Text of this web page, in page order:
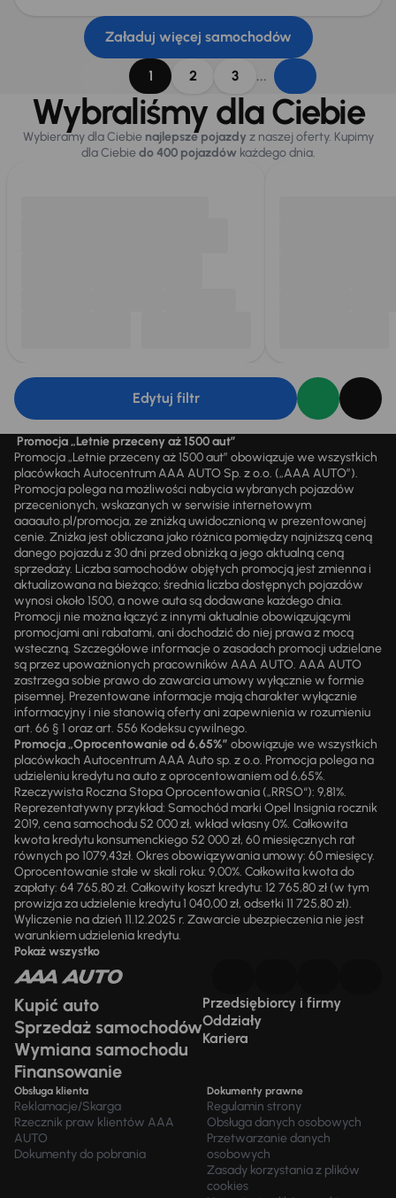
Załaduj więcej samochodów
1 2 3 ...
Wybraliśmy dla Ciebie
Wybieramy dla Ciebie najlepsze pojazdy z naszej oferty. Kupimy
dla Ciebiedo 400 pojazdówkażdego dnia.
Edytuj filtr
Promocja „Letnie przeceny aż 1500 aut”
Promocja „Letnie przeceny aż 1500 aut” obowiązuje we wszystkich
placówkach Autocentrum AAA AUTO Sp. z o.o. („AAA AUTO”).
Promocja polega na możliwości nabycia wybranych pojazdów
przecenionych, wskazanych w serwisie internetowym
aaaauto.pl/promocja, ze zniżką uwidocznioną w prezentowanej
cenie. Zniżka jest obliczana jako różnica pomiędzy najniższą ceną
danego pojazdu z 30 dni przed obniżką a jego aktualną ceną
sprzedaży. Liczba samochodów objętych promocją jest zmienna i
aktualizowana na bieżąco; średnia liczba dostępnych pojazdów
wynosi około 1500, a nowe auta są dodawane każdego dnia.
Promocji nie można łączyć z innymi aktualnie obowiązującymi
promocjami ani rabatami, ani dochodzić do niej prawa z mocą
wsteczną. Szczegółowe informacje o zasadach promocji udzielane
są przez upoważnionych pracowników AAA AUTO. AAA AUTO
zastrzega sobie prawo do zawarcia umowy wyłącznie w formie
pisemnej. Prezentowane informacje mają charakter wyłącznie
informacyjny i nie stanowią oferty ani zapewnienia w rozumieniu
art. 66 § 1 oraz art. 556 Kodeksu cywilnego.
Promocja „Oprocentowanie od 6,65%” obowiązuje we wszystkich
placówkach Autocentrum AAA Auto sp. z o.o. Promocja polega na
udzieleniu kredytu na auto z oprocentowaniem od 6,65%.
Rzeczywista Roczna Stopa Oprocentowania („RRSO“): 9,81%.
Reprezentatywny przykład: Samochód marki Opel Insignia rocznik
2019, cena samochodu 52 000 zł, wkład własny 0%. Całkowita
kwota kredytu konsumenckiego 52 000 zł, 60 miesięcznych rat
równych po 1079,43zł. Okres obowiązywania umowy: 60 miesięcy.
Oprocentowanie stałe w skali roku: 9,00%. Całkowita kwota do
zapłaty: 64 765,80 zł. Całkowity koszt kredytu: 12 765,80 zł (w tym
prowizja za udzielenie kredytu 1 040,00 zł, odsetki 11 725,80 zł).
Wyliczenie na dzień 11.12.2025 r. Zawarcie ubezpieczenia nie jest
warunkiem udzielenia kredytu.
Pokaż wszystko
Kupić auto
Sprzedaż samochodów
Wymiana samochodu
Finansowanie
Przedsiębiorcy i firmy
Oddziały
Kariera
Obsługa klienta
Reklamacje/Skarga
Rzecznik praw klientów AAA
AUTO
Dokumenty do pobrania
Dokumenty prawne
Regulamin strony
Obsługa danych osobowych
Przetwarzanie danych
osobowych
Zasady korzystania z plików
cookies